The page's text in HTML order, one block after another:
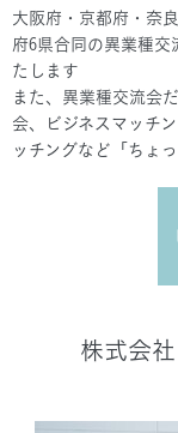
大阪府・京都府・奈
府6県合同の異業種交
たします
また、異業種交流会
会、ビジネスマッチ
ッチングなど「ちょ
株式会